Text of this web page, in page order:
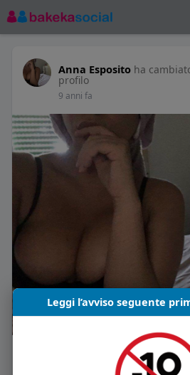
Anna Esposito ha
profilo
9 anni fa
Leggi l’avviso seguente